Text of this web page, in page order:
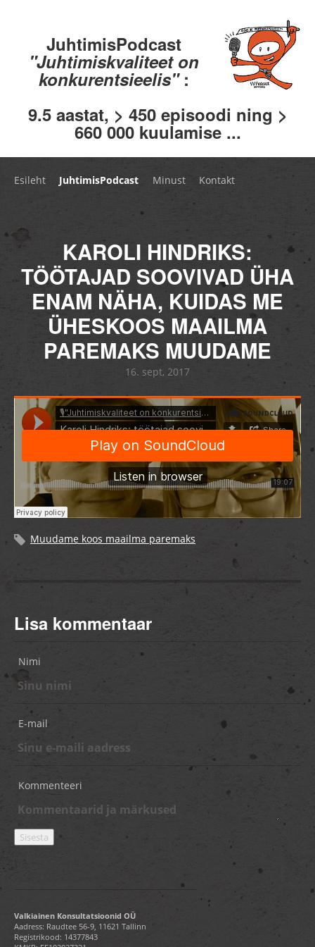
JuhtimisPodcast
"Juhtimiskvaliteet on
konkurentsieelis" :
9.5 aastat, > 450 episoodi ning >
660 000 kuulamise ...
Esileht JuhtimisPodcast Minust Kontakt
KAROLI HINDRIKS:
TÖÖTAJAD SOOVIVAD ÜHA
ENAM NÄHA, KUIDAS ME
ÜHESKOOS MAAILMA
PAREMAKS MUUDAME
16. sept, 2017
Muudame koos maailma paremaks
Lisa kommentaar
Nimi
E-mail
Kommenteeri
Valkiainen Konsultatsioonid OÜ
Aadress: Raudtee 56-9, 11621 Tallinn
Registrikood: 14377843